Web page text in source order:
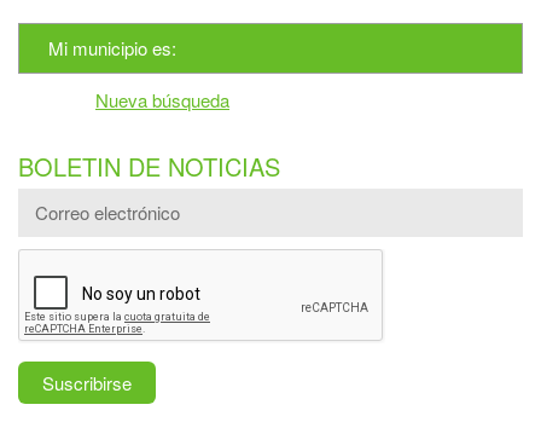
Mi municipio es:
Nueva búsqueda
BOLETIN DE NOTICIAS